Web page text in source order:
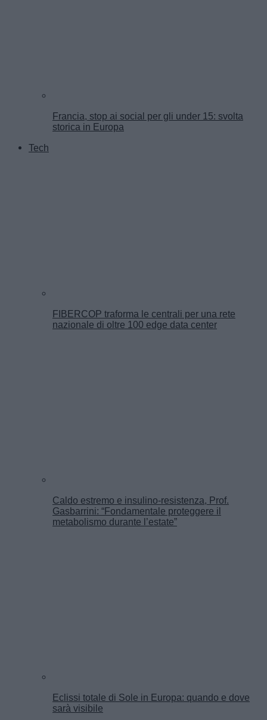
Francia, stop ai social per gli under 15: svolta
storica in Europa
Tech
FIBERCOP traforma le centrali per una rete
nazionale di oltre 100 edge data center
Caldo estremo e insulino-resistenza, Prof.
Gasbarrini: “Fondamentale proteggere il
metabolismo durante l’estate”
Eclissi totale di Sole in Europa: quando e dove
sarà visibile